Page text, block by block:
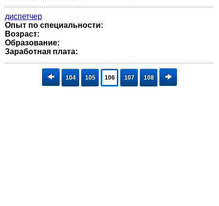
диспетчер
Опыт по специальности:
Возраст:
Образование:
Заработная плата:
104 105 106 107 108